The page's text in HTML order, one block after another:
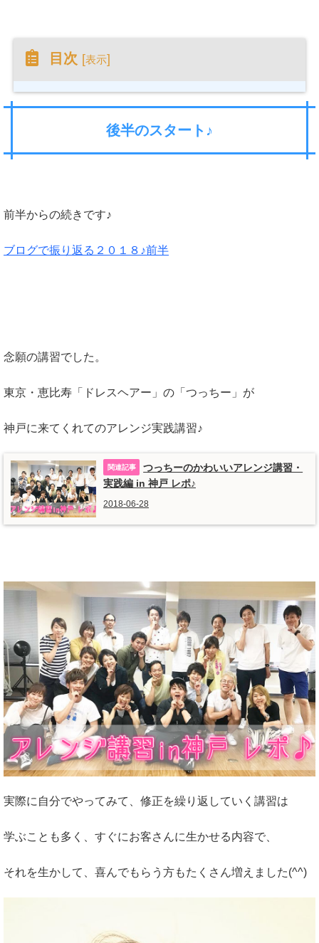
目次 [表示]
後半のスタート♪
前半からの続きです♪
ブログで振り返る２０１８♪前半
念願の講習でした。
東京・恵比寿「ドレスヘアー」の「つっちー」が
神戸に来てくれてのアレンジ実践講習♪
つっちーのかわいいアレンジ講習・
実践編 in 神戸 レポ♪
2018-06-28
実際に自分でやってみて、修正を繰り返していく講習は
学ぶことも多く、すぐにお客さんに生かせる内容で、
それを生かして、喜んでもらう方もたくさん増えました(^^)